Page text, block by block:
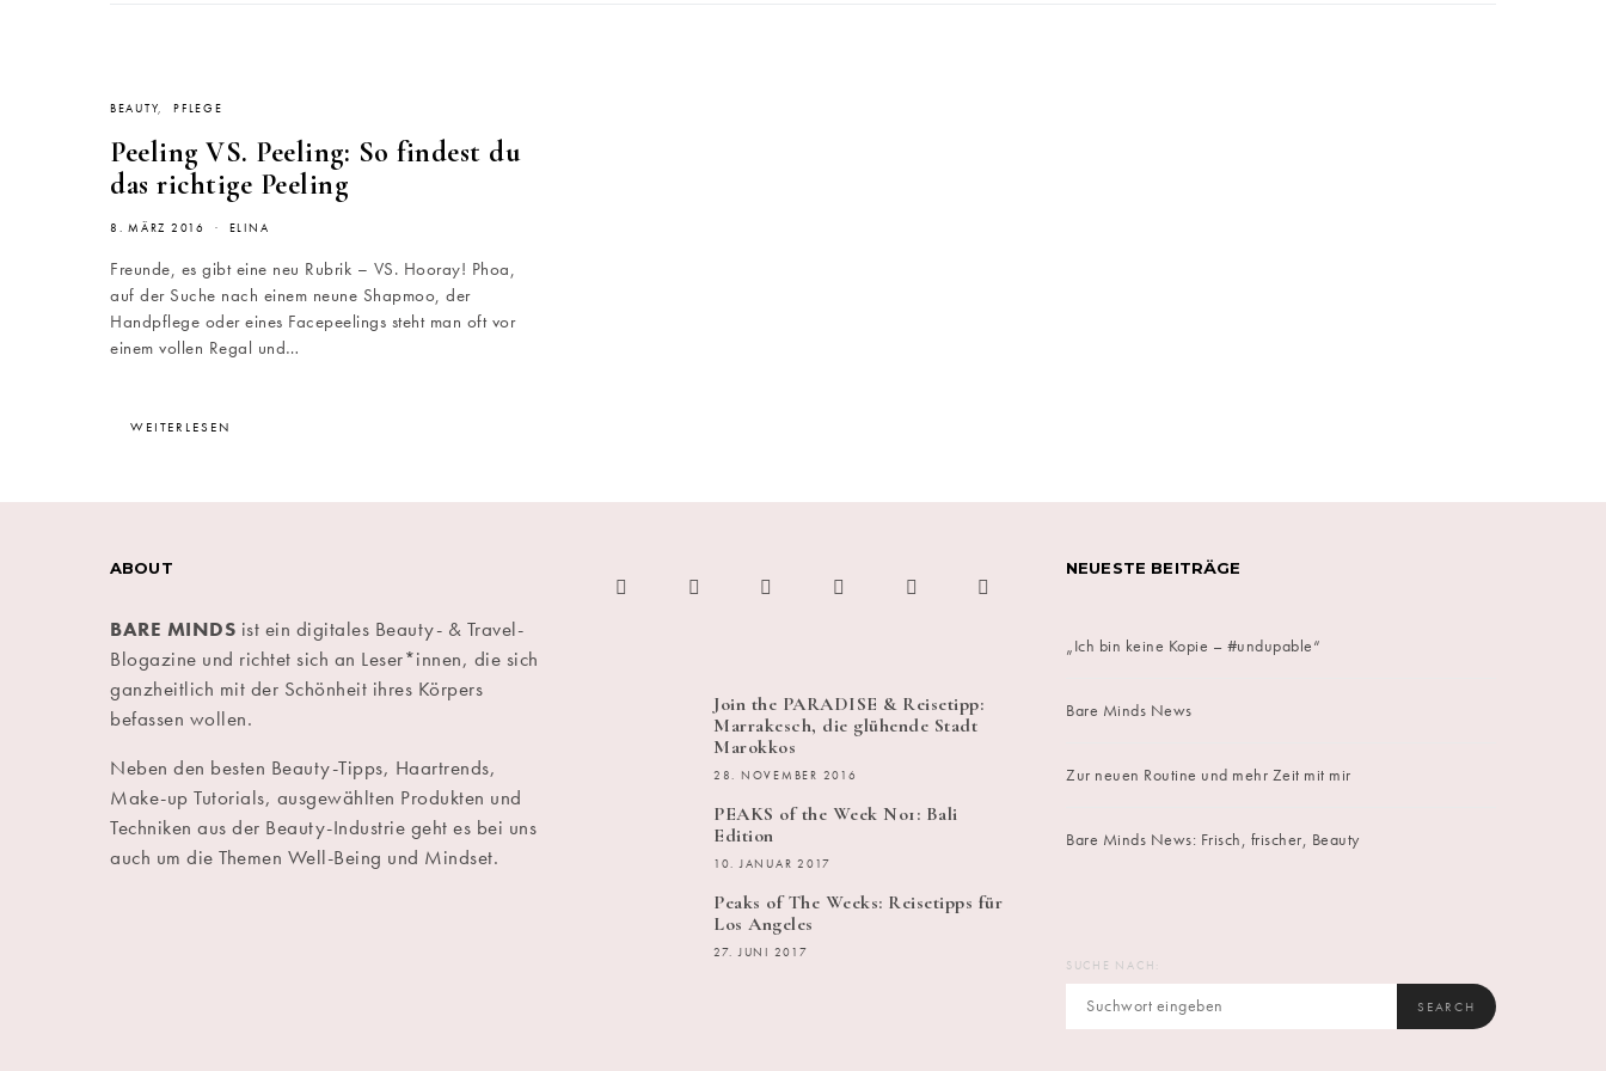
BEAUTY PFLEGE
Peeling VS. Peeling: So findest du
das richtige Peeling
8. MÄRZ 2016 ELINA
Freunde, es gibt eine neu Rubrik – VS. Hooray! Phoa,
auf der Suche nach einem neune Shapmoo, der
Handpflege oder eines Facepeelings steht man oft vor
einem vollen Regal und…
WEITERLESEN
ABOUT
BARE MINDS ist ein digitales Beauty- & Travel-
Blogazine und richtet sich an Leser*innen, die sich
ganzheitlich mit der Schönheit ihres Körpers
befassen wollen.
Neben den besten Beauty-Tipps, Haartrends,
Make-up Tutorials, ausgewählten Produkten und
Techniken aus der Beauty-Industrie geht es bei uns
auch um die Themen Well-Being und Mindset.
Join the PARADISE & Reisetipp:
Marrakesch, die glühende Stadt
Marokkos
28. NOVEMBER 2016
PEAKS of the Week No1: Bali
Edition
10. JANUAR 2017
Peaks of The Weeks: Reisetipps für
Los Angeles
27. JUNI 2017
NEUESTE BEITRÄGE
„Ich bin keine Kopie – #undupable“
Bare Minds News
Zur neuen Routine und mehr Zeit mit mir
Bare Minds News: Frisch, frischer, Beauty
SUCHE NACH:
SEARCH